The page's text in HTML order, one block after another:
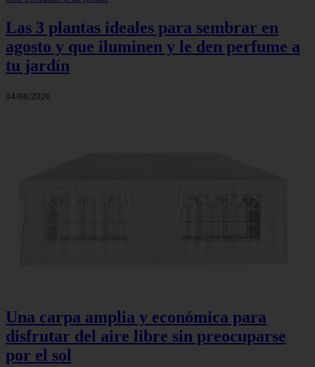
Las 3 plantas ideales para sembrar en
agosto y que iluminen y le den perfume a
tu jardín
04/08/2026
Una carpa amplia y económica para
disfrutar del aire libre sin preocuparse
por el sol